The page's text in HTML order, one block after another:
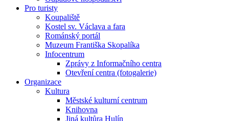
Pro turisty
Koupaliště
Kostel sv. Václava a fara
Románský portál
Muzeum Františka Skopalíka
Infocentrum
Zprávy z Informačního centra
Otevření centra (fotogalerie)
Organizace
Kultura
Městské kulturní centrum
Knihovna
Jiná kultůra Hulín